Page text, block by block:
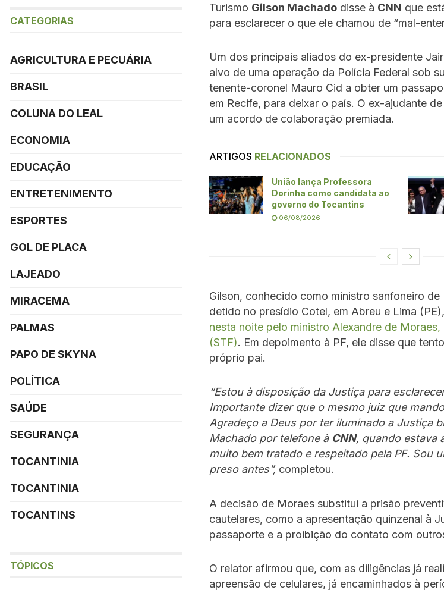
Turismo Gilson Machado disse à CNN que
para esclarecer o que ele chamou de “mal-
Um dos principais aliados do ex-presidente
alvo de uma operação da Polícia Federal sob
tenente-coronel Mauro Cid a obter um
em Recife, para deixar o país. O ex-ajudante
um acordo de colaboração premiada.
ARTIGOS RELACIONADOS
União lança Professora
Dorinha como candidata ao
governo do Tocantins
06/08/2026
Gilson, conhecido como ministro sanfoneiro
detido no presídio Cotel, em Abreu e Lima
nesta noite pelo ministro Alexandre de
(STF). Em depoimento à PF, ele disse que
próprio pai.
“Estou à disposição da Justiça para
Importante dizer que o mesmo juiz que
Agradeço a Deus por ter iluminado a Justiça
Machado por telefone à CNN, quando estava
muito bem tratado e respeitado pela PF. Sou
preso antes”, completou.
A decisão de Moraes substitui a prisão
cautelares, como a apresentação quinzenal à
passaporte e a proibição do contato com
O relator afirmou que, com as diligências já
apreensão de celulares, já encaminhados à
CATEGORIAS
AGRICULTURA E PECUÁRIA
BRASIL
COLUNA DO LEAL
ECONOMIA
EDUCAÇÃO
ENTRETENIMENTO
ESPORTES
GOL DE PLACA
LAJEADO
MIRACEMA
PALMAS
PAPO DE SKYNA
POLÍTICA
SAÚDE
SEGURANÇA
TOCANTINIA
TOCANTINIA
TOCANTINS
TÓPICOS